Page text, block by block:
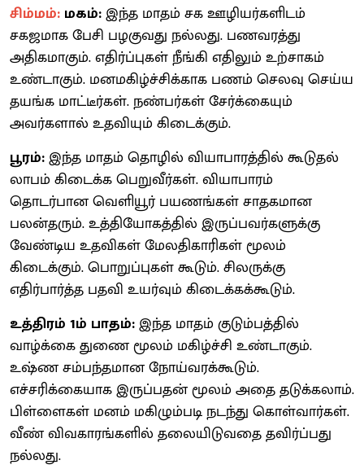
சிம்மம்: மகம்:இந்த மாதம் சக ஊழியர்களிடம்
சகஜமாக பேசி பழகுவது நல்லது. பணவரத்து
அதிகமாகும். எதிர்ப்புகள் நீங்கி எதிலும் உற்சாகம்
உண்டாகும். மனமகிழ்ச்சிக்காக பணம் செலவு செய்ய
தயங்க மாட்டீர்கள். நண்பர்கள் சேர்க்கையும்
அவர்களால் உதவியும் கிடைக்கும்.
பூரம்:இந்த மாதம் தொழில் வியாபாரத்தில் கூடுதல்
லாபம் கிடைக்க பெறுவீர்கள். வியாபாரம்
தொடர்பான வெளியூர் பயணங்கள் சாதகமான
பலன்தரும். உத்தியோகத்தில் இருப்பவர்களுக்கு
வேண்டிய உதவிகள் மேலதிகாரிகள் மூலம்
கிடைக்கும். பொறுப்புகள் கூடும். சிலருக்கு
எதிர்பார்த்த பதவி உயர்வும் கிடைக்கக்கூடும்.
உத்திரம் 1ம் பாதம்:இந்த மாதம் குடும்பத்தில்
வாழ்க்கை துணை மூலம் மகிழ்ச்சி உண்டாகும்.
உஷ்ண சம்பந்தமான நோய்வரக்கூடும்.
எச்சரிக்கையாக இருப்பதன் மூலம் அதை தடுக்கலாம்.
பிள்ளைகள் மனம் மகிழும்படி நடந்து கொள்வார்கள்.
வீண் விவகாரங்களில் தலையிடுவதை தவிர்ப்பது
நல்லது.